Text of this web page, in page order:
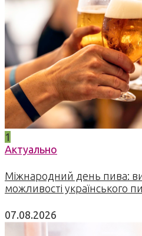
1
Актуально
Міжнародний день пива:
можливості українського
07.08.2026